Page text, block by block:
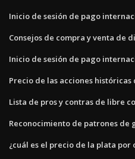
Inicio de sesión de pago
Consejos de compra y venta de
Inicio de sesión de pago
Precio de las acciones
Lista de pros y contras de libre
Reconocimiento de patrones de
¿cuál es el precio de la plata por